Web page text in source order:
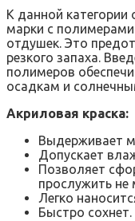
К данной
марки с
отдушек. Это
резкого запаха.
полимеров
осадкам и
Акриловая краска:
Выдерживает
Допускает
Позволяет
прослужить не
Легко
Быстро сохнет.